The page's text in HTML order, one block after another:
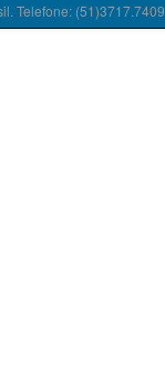
Telefone: (51)3717.7409